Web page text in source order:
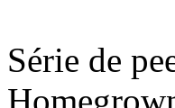
Série de